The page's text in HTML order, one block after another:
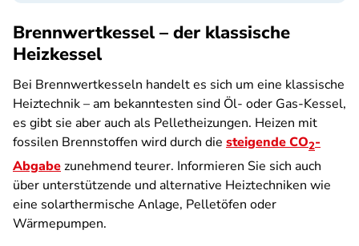
Brennwertkessel – der klassische
Heizkessel
Bei Brennwertkesseln handelt es sich um eine klassische
Heiztechnik – am bekanntesten sind Öl- oder Gas-Kessel,
es gibt sie aber auch als Pelletheizungen. Heizen mit
fossilen Brennstoffen wird durch die steigende CO2-
Abgabezunehmend teurer. Informieren Sie sich auch
über unterstützende und alternative Heiztechniken wie
eine solarthermische Anlage, Pelletöfen oder
Wärmepumpen.